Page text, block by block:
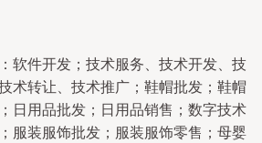
软件开发；技术服务、技术开发、技
术转让、技术推广；鞋帽批发；鞋帽
日用品批发；日用品销售；数字技术
服装服饰批发；服装服饰零售；母婴